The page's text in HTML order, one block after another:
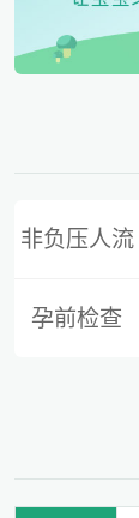
非负压人流
孕前检查